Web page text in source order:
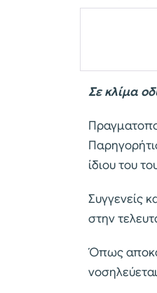
Σε κλίμα
ίδιου του
Συγγενείς
στην
Όπως